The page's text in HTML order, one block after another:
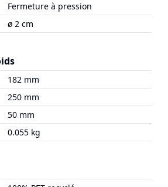
Fermeture à pression
ø 2 cm
182 mm
250 mm
50 mm
0.055 kg